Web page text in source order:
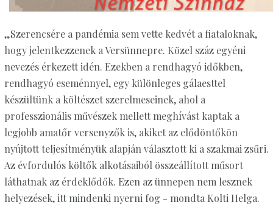
„Szerencsére a pandémia sem vette kedvét a fiataloknak,
hogy jelentkezzenek a Versünnepre. Közel száz egyéni
nevezés érkezett idén. Ezekben a rendhagyó időkben,
rendhagyó eseménnyel, egy különleges gálaesttel
készültünk a költészet szerelmeseinek, ahol a
professzionális művészek mellett meghívást kaptak a
legjobb amatőr versenyzők is, akiket az elődöntőkön
nyújtott teljesítményük alapján választott ki a szakmai zsűri.
Az évfordulós költők alkotásaiból összeállított műsort
láthatnak az érdeklődők. Ezen az ünnepen nem lesznek
helyezések, itt mindenki nyerni fog - mondta Kolti Helga.